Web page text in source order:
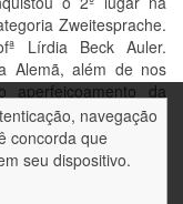
navegação
concorda que
seu dispositivo.
Zweitesprache.
Lírdia Beck Auler.
Alemã, além de nos
aperfeiçoamento da
de conhecer novas
de vida."